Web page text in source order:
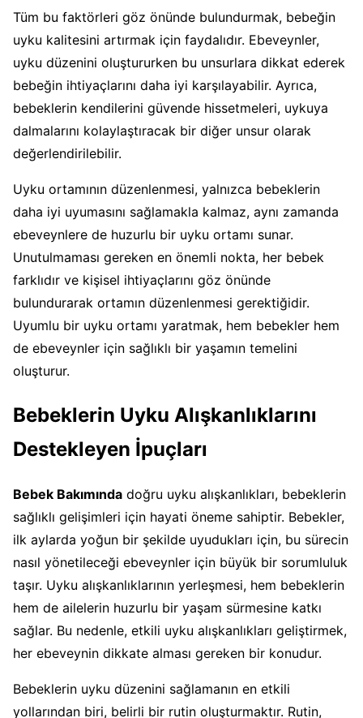
Tüm bu faktörleri göz önünde bulundurmak, bebeğin
uyku kalitesini artırmak için faydalıdır. Ebeveynler,
uyku düzenini oluştururken bu unsurlara dikkat ederek
bebeğin ihtiyaçlarını daha iyi karşılayabilir. Ayrıca,
bebeklerin kendilerini güvende hissetmeleri, uykuya
dalmalarını kolaylaştıracak bir diğer unsur olarak
değerlendirilebilir.
Uyku ortamının düzenlenmesi, yalnızca bebeklerin
daha iyi uyumasını sağlamakla kalmaz, aynı zamanda
ebeveynlere de huzurlu bir uyku ortamı sunar.
Unutulmaması gereken en önemli nokta, her bebek
farklıdır ve kişisel ihtiyaçlarını göz önünde
bulundurarak ortamın düzenlenmesi gerektiğidir.
Uyumlu bir uyku ortamı yaratmak, hem bebekler hem
de ebeveynler için sağlıklı bir yaşamın temelini
oluşturur.
Bebeklerin Uyku Alışkanlıklarını
Destekleyen İpuçları
Bebek Bakımında doğru uyku alışkanlıkları, bebeklerin
sağlıklı gelişimleri için hayati öneme sahiptir. Bebekler,
ilk aylarda yoğun bir şekilde uyudukları için, bu sürecin
nasıl yönetileceği ebeveynler için büyük bir sorumluluk
taşır. Uyku alışkanlıklarının yerleşmesi, hem bebeklerin
hem de ailelerin huzurlu bir yaşam sürmesine katkı
sağlar. Bu nedenle, etkili uyku alışkanlıkları geliştirmek,
her ebeveynin dikkate alması gereken bir konudur.
Bebeklerin uyku düzenini sağlamanın en etkili
yollarından biri, belirli bir rutin oluşturmaktır. Rutin,